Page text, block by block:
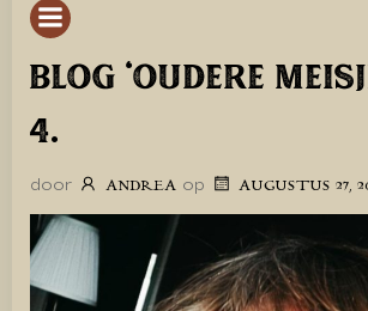
BLOG ‘OUDERE
4.
door ANDREA op AUGUSTUS 27,